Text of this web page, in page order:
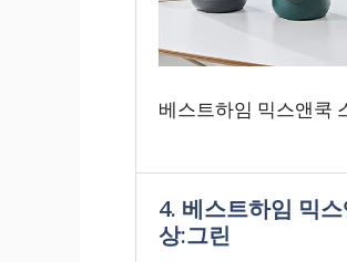
베스트하임 믹스앤쿡
4. 베스트하임 믹
상:그린